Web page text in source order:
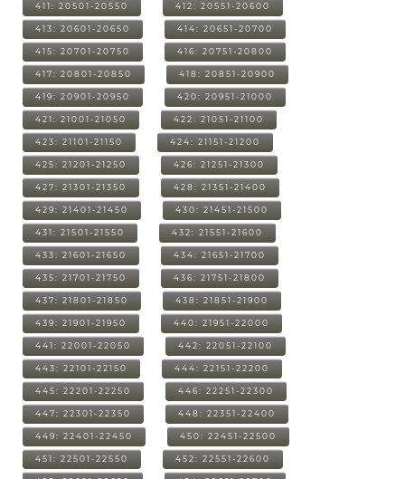
411: 20501-20550 412: 20551-20600
413: 20601-20650 414: 20651-20700
415: 20701-20750 416: 20751-20800
417: 20801-20850 418: 20851-20900
419: 20901-20950 420: 20951-21000
421: 21001-21050 422: 21051-21100
423: 21101-21150 424: 21151-21200
425: 21201-21250 426: 21251-21300
427: 21301-21350 428: 21351-21400
429: 21401-21450 430: 21451-21500
431: 21501-21550 432: 21551-21600
433: 21601-21650 434: 21651-21700
435: 21701-21750 436: 21751-21800
437: 21801-21850 438: 21851-21900
439: 21901-21950 440: 21951-22000
441: 22001-22050 442: 22051-22100
443: 22101-22150 444: 22151-22200
445: 22201-22250 446: 22251-22300
447: 22301-22350 448: 22351-22400
449: 22401-22450 450: 22451-22500
451: 22501-22550 452: 22551-22600